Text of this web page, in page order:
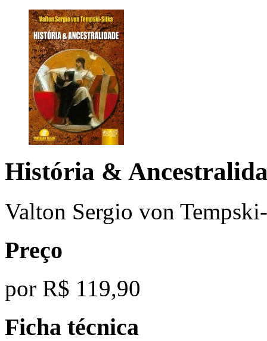
História &
Valton Sergio von
Preço
por R$ 119,90
Ficha técnica